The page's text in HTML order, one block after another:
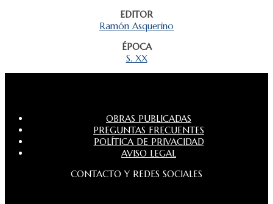
EDITOR
Ramón Asquerino
ÉPOCA
S. XX
OBRAS PUBLICADAS
PREGUNTAS FRECUENTES
POLÍTICA DE PRIVACIDAD
AVISO LEGAL
CONTACTO Y REDES SOCIALES